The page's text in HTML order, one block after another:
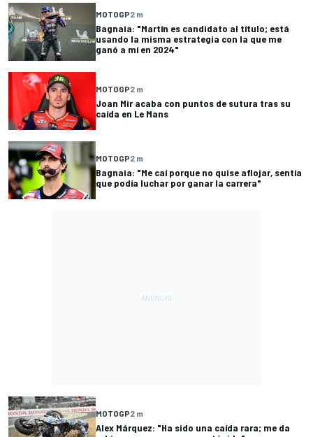
MOTOGP2 m
Bagnaia: "Martín es candidato al título; está
usando la misma estrategia con la que me
ganó a mí en 2024"
MOTOGP2 m
Joan Mir acaba con puntos de sutura tras su
caída en Le Mans
MOTOGP2 m
Bagnaia: "Me caí porque no quise aflojar, sentía
que podía luchar por ganar la carrera"
MOTOGP2 m
Alex Márquez: "Ha sido una caída rara; me da